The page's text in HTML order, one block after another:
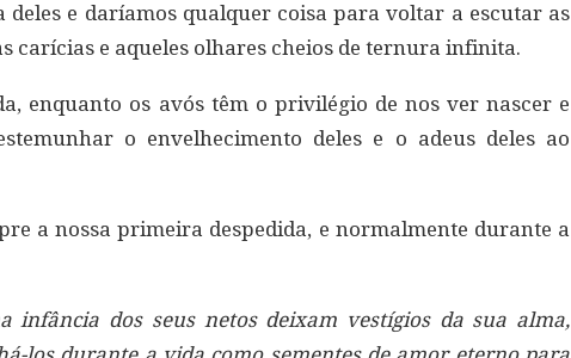
deles e daríamos qualquer coisa para voltar a escutar as
carícias e aqueles olhares cheios de ternura infinita.
enquanto os avós têm o privilégio de nos ver nascer e
o envelhecimento deles e o adeus deles ao
a nossa primeira despedida, e normalmente durante a
infância dos seus netos deixam vestígios da sua alma,